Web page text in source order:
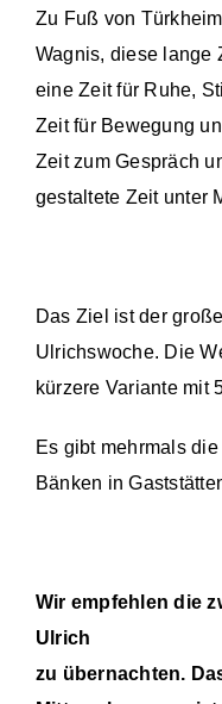
Zu Fuß von
Wagnis, diese lange
eine Zeit für Ruhe,
Zeit für Bewegung
Zeit zum Gespräch
gestaltete Zeit unter
Das Ziel ist der
Ulrichswoche. Die
kürzere Variante mit
Es gibt mehrmals
Bänken in
Wir empfehlen die
Ulrich
zu übernachten.